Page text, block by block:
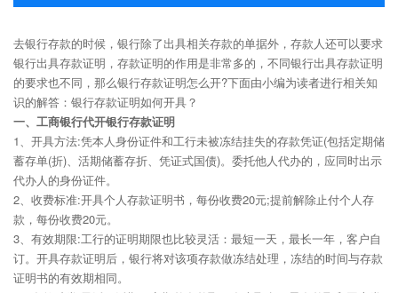
去银行存款的时候，银行除了出具相关存款的单据外，存款人还可以要求
银行出具存款证明，存款证明的作用是非常多的，不同银行出具存款证明
的要求也不同，那么银行存款证明怎么开?下面由小编为读者进行相关知
识的解答：银行存款证明如何开具？
一、工商银行代开银行存款证明
1、开具方法:凭本人身份证件和工行未被冻结挂失的存款凭证(包括定期储
蓄存单(折)、活期储蓄存折、凭证式国债)。委托他人代办的，应同时出示
代办人的身份证件。
2、收费标准:开具个人存款证明书，每份收费20元;提前解除止付个人存
款，每份收费20元。
3、有效期限:工行的证明期限也比较灵活：最短一天，最长一年，客户自
订。开具存款证明后，银行将对该项存款做冻结处理，冻结的时间与存款
证明书的有效期相同。